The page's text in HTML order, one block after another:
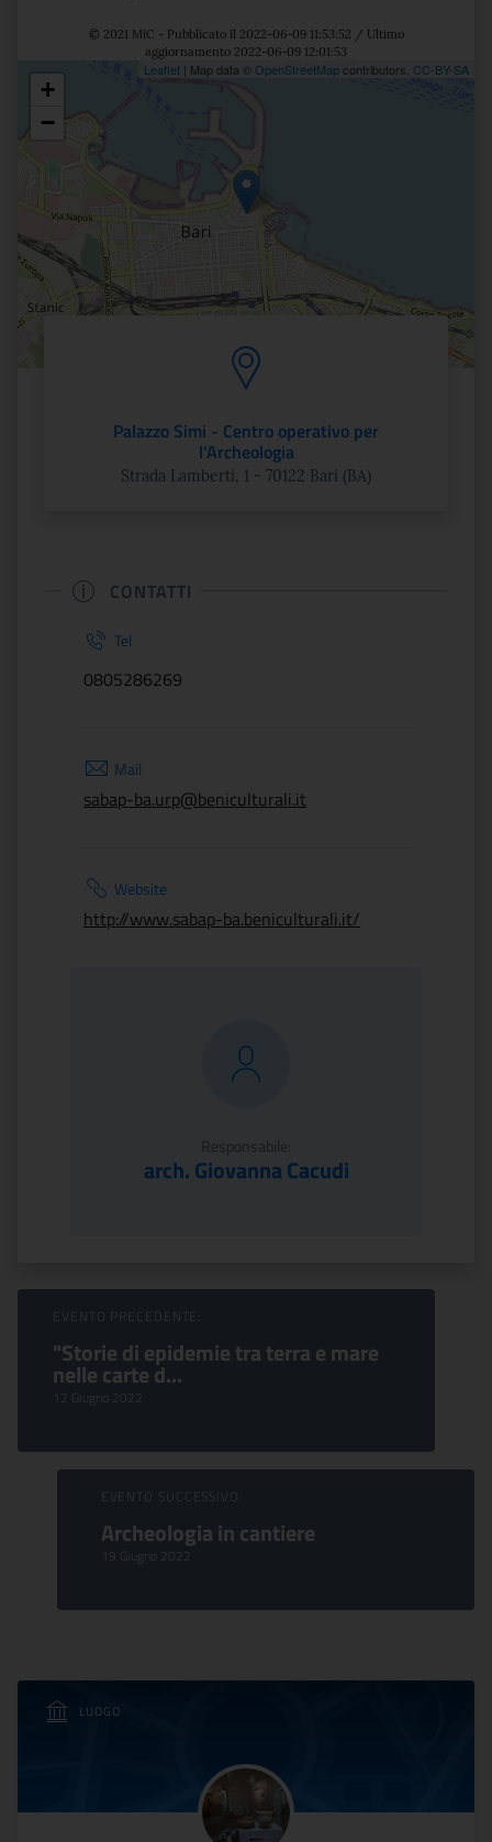
© 2021 MiC - Pubblicato il 2022-06-09 11:53:52 / Ultimo
aggiornamento 2022-06-09 12:01:53
Posizione
+
−
Leaflet | Map data © OpenStreetMapcontributors, CC-BY-SA
Palazzo Simi - Centro operativo per
l'Archeologia
Strada Lamberti, 1 - 70122 Bari (BA)
CONTATTI
Tel
0805286269
Mail
sabap-ba.urp@beniculturali.it
Website
http://www.sabap-ba.beniculturali.it/
Responsabile:
arch. Giovanna Cacudi
Sfoglia Eventi
EVENTO PRECEDENTE:
"Storie di epidemie tra terra e mare
nelle carte d...
12 Giugno 2022
EVENTO SUCCESSIVO:
Archeologia in cantiere
19 Giugno 2022
LUOGO